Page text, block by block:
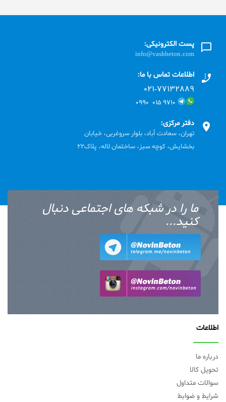
پست الکترونیکی:
info@vashbeton.com
اطلاعات تماس با ما:
۰۲۱-۷۷۱٣۲۸۸۹
۹۷۱۰ ۰۱۵ ۰۹۹۰
دفتر مرکزی:
تهران، سعادت آباد، بلوار سروغربی، خیابان
بخشایش، کوچه سبز، ساختمان لاله، پلاک22
ما را در شبکه های اجتماعی دنبال
کنید...
اطلاعات
درباره ما
تحویل کالا
سوالات متداول
شرایط و ضوابط